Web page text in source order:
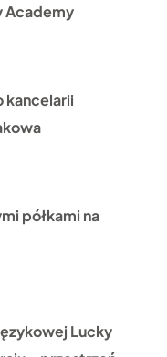
Academy
kancelarii
półkami na
Lucky